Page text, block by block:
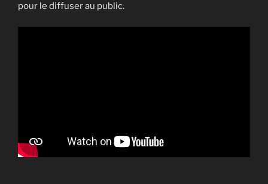
pour le diffuser au public.